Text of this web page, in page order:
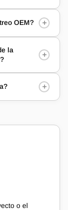
OEM? +
la
+
+
o el